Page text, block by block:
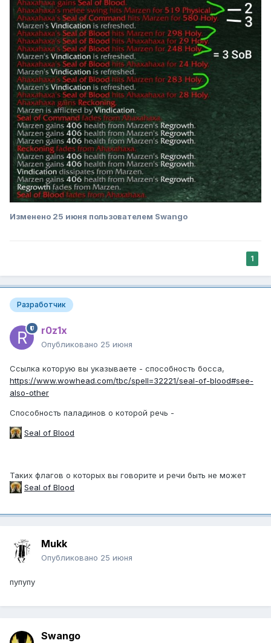
Изменено 25 июня пользователем Swango
1
Разработчик
r0z1x
Опубликовано 25 июня
Ссылка которую вы указываете - способность босса,
https://www.wowhead.com/tbc/spell=32221/seal-of-blood#see-
also-other
Способность паладинов о которой речь -
Seal of Blood
Таких флагов о которых вы говорите и речи быть не может
Seal of Blood
Mukk
Опубликовано 25 июня
пупупу
Swango